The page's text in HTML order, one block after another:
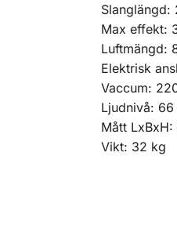
Slanglängd:
Max effekt:
Luftmängd:
Elektrisk
Vaccum:
Ljudnivå: 66
Mått
Vikt: 32 kg